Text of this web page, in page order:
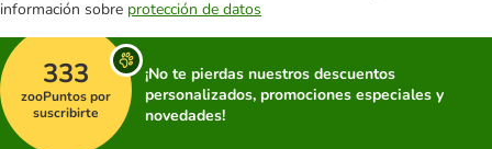
información sobre protección de datos
333
zooPuntos por
suscribirte
¡No te pierdas nuestros descuentos
personalizados, promociones especiales y
novedades!